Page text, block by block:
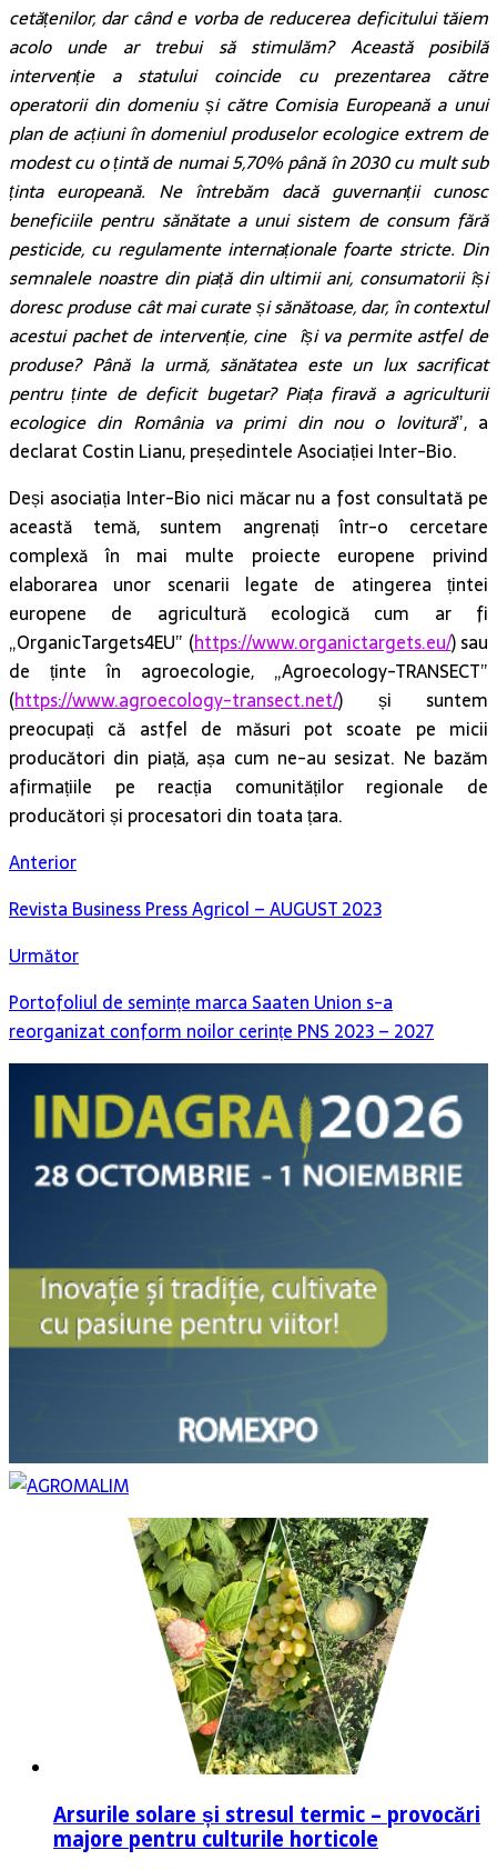
cetățenilor, dar când e vorba de reducerea deficitului tăiem
acolo unde ar trebui să stimulăm? Această posibilă
intervenție a statului coincide cu prezentarea către
operatorii din domeniu și către Comisia Europeană a unui
plan de acțiuni în domeniul produselor ecologice extrem de
modest cu o țintă de numai 5,70% până în 2030 cu mult sub
ținta europeană. Ne întrebăm dacă guvernanții cunosc
beneficiile pentru sănătate a unui sistem de consum fără
pesticide, cu regulamente internaționale foarte stricte. Din
semnalele noastre din piață din ultimii ani, consumatorii își
doresc produse cât mai curate și sănătoase, dar, în contextul
acestui pachet de intervenție, cine își va permite astfel de
produse? Până la urmă, sănătatea este un lux sacrificat
pentru ținte de deficit bugetar? Piața firavă a agriculturii
ecologice din România va primi din nou o lovitură”, a
declarat Costin Lianu, președintele Asociației Inter-Bio.
Deși asociația Inter-Bio nici măcar nu a fost consultată pe
această temă, suntem angrenați într-o cercetare
complexă în mai multe proiecte europene privind
elaborarea unor scenarii legate de atingerea țintei
europene de agricultură ecologică cum ar fi
„OrganicTargets4EU” (https://www.organictargets.eu/) sau
de ținte în agroecologie, „Agroecology-TRANSECT”
(https://www.agroecology-transect.net/) și suntem
preocupați că astfel de măsuri pot scoate pe micii
producători din piață, așa cum ne-au sesizat. Ne bazăm
afirmațiile pe reacția comunităților regionale de
producători și procesatori din toata țara.
Anterior
Revista Business Press Agricol – AUGUST 2023
Următor
Portofoliul de semințe marca Saaten Union s-a
reorganizat conform noilor cerințe PNS 2023 – 2027
Arsurile solare și stresul termic – provocări
majore pentru culturile horticole